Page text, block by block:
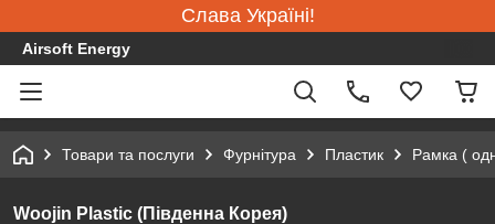
Слава Україні!
Airsoft Energy
Товари та послуги Фурнітура Пластик Рамка (
Woojin Plastic (Південна Корея)